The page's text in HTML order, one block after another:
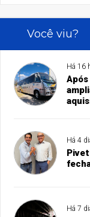
Você viu?
Há 16
Há 4
Há 7